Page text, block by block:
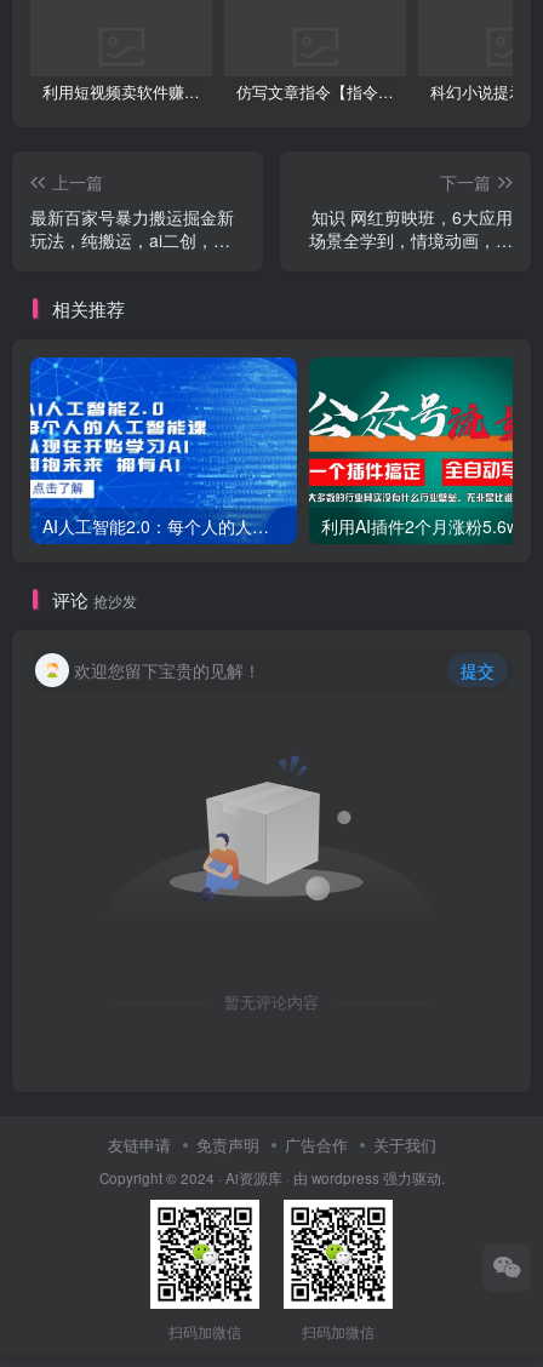
利用短视频卖软件赚钱，新手小白轻松月入10000+！ 仿写文章指令【指令+教程】
上一篇
最新百家号暴力搬运掘金新
玩法，纯搬运，ai二创，简
下一篇
知识 网红剪映班，6大应用
场景全学到，情境动画，囗
相关推荐
AI人工智能2.0：每个人的人工智能课：从现在开始学习AI（38节课）
评论 抢沙发
欢迎您留下宝贵的见解！ 提交
暂无评论内容
友链申请 免责声明 广告合作 关于我们
Copyright © 2024 · Ai资源库 · 由 wordpress 强力驱动.
扫码加微信 扫码加微信